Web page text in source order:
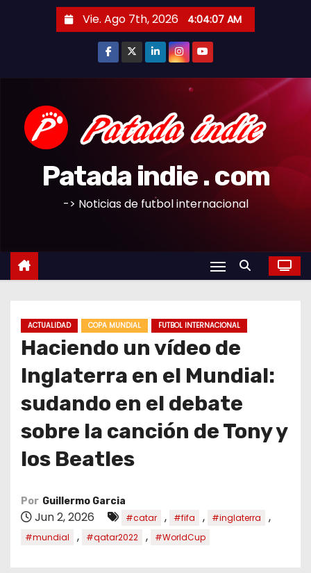
i
Vie. Ago 7th, 2026 4:04:08 AM
Patada indie . com
-> Noticias de futbol internacional
ACTUALIDAD COPA MUNDIAL FUTBOL INTERNACIONAL
Haciendo un vídeo de
Inglaterra en el Mundial:
sudando en el debate
sobre la canción de Tony y
los Beatles
Por Guillermo Garcia
Jun 2, 2026 #catar , #fifa , #inglaterra ,
#mundial , #qatar2022 , #WorldCup